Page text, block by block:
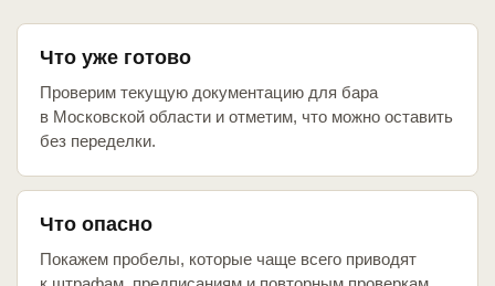
Что уже готово
Проверим текущую документацию для бара
в Московской области и отметим, что можно оставить
без переделки.
Что опасно
Покажем пробелы, которые чаще всего приводят